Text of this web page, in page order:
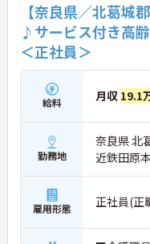
【奈良県／北葛城
♪サービス付き高
＜正社員＞
給料 月収 19.1
勤務地
奈良県 北
近鉄田原
雇用形態 正社員(正